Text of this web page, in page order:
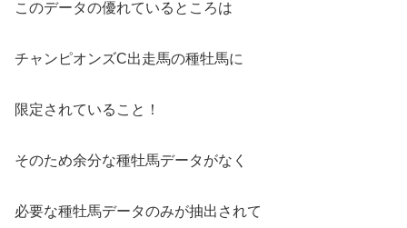
このデータの優れているところは
チャンピオンズC出走馬の種牡馬に
限定されていること！
そのため余分な種牡馬データがなく
必要な種牡馬データのみが抽出されて